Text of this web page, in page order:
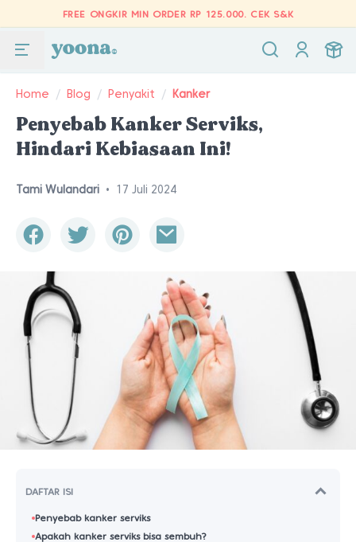
FREE ONGKIR MIN ORDER RP 125.000. CEK S&K
Home / Blog / Penyakit / Kanker
Penyebab Kanker Serviks,
Hindari Kebiasaan Ini!
Tami Wulandari • 17 Juli 2024
DAFTAR ISI
Penyebab kanker serviks
Apakah kanker serviks bisa sembuh?